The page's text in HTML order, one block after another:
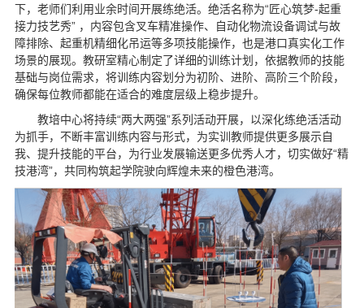
下，老师们利用业余时间开展练绝活。绝活名称为“匠心筑梦-起重
接力技艺秀” ，内容包含叉车精准操作、自动化物流设备调试与故
障排除、起重机精细化吊运等多项技能操作，也是港口真实化工作
场景的展现。教研室精心制定了详细的训练计划，依据教师的技能
基础与岗位需求，将训练内容划分为初阶、进阶、高阶三个阶段，
确保每位教师都能在适合的难度层级上稳步提升。
教培中心将持续“两大两强”系列活动开展，以深化练绝活活动
为抓手，不断丰富训练内容与形式，为实训教师提供更多展示自
我、提升技能的平台，为行业发展输送更多优秀人才，切实做好“精
技港湾”，共同构筑起学院驶向辉煌未来的橙色港湾。